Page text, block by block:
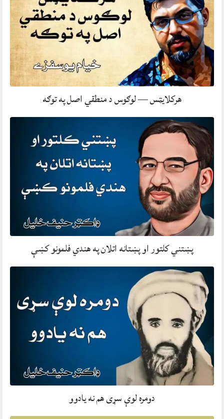
هرکلایټس — لوګوس د منطقي اصل په توګه
پښتني کلتور او پښتانه اتلان په هندي فلمونو کښې
دومره لوې سړی هم نه يادوو